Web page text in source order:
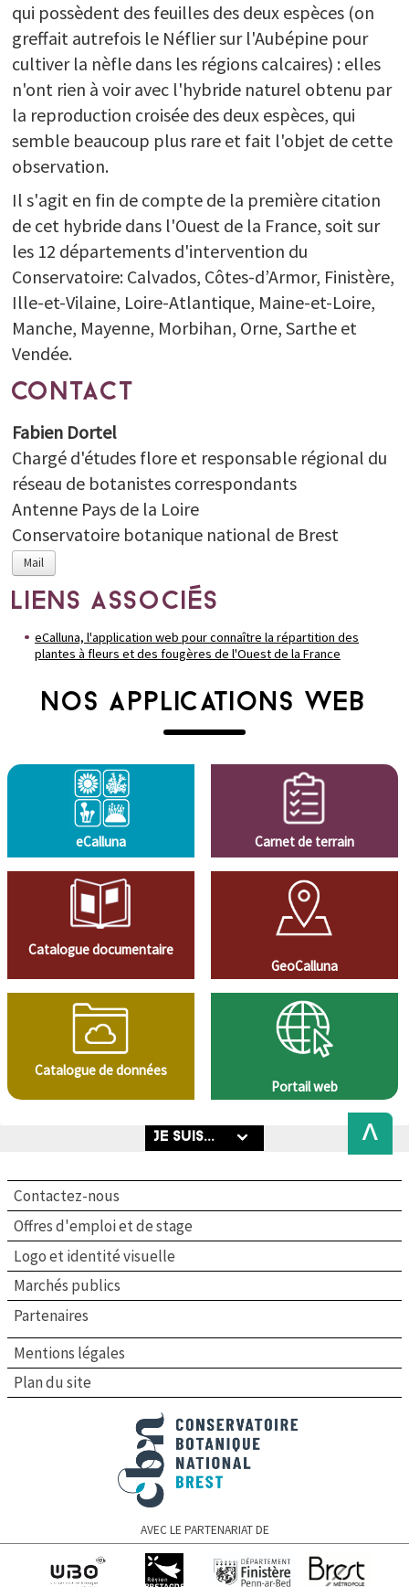
qui possèdent des feuilles des deux espèces (on
greffait autrefois le Néflier sur l'Aubépine pour
cultiver la nèfle dans les régions calcaires) : elles
n'ont rien à voir avec l'hybride naturel obtenu par
la reproduction croisée des deux espèces, qui
semble beaucoup plus rare et fait l'objet de cette
observation.
Il s'agit en fin de compte de la première citation
de cet hybride dans l'Ouest de la France, soit sur
les 12 départements d'intervention du
Conservatoire: Calvados, Côtes-d’Armor, Finistère,
Ille-et-Vilaine, Loire-Atlantique, Maine-et-Loire,
Manche, Mayenne, Morbihan, Orne, Sarthe et
Vendée.
CONTACT
Fabien Dortel
Chargé d'études flore et responsable régional du
réseau de botanistes correspondants
Antenne Pays de la Loire
Conservatoire botanique national de Brest
Mail
LIENS ASSOCIÉS
eCalluna, l'application web pour connaître la répartition des
plantes à fleurs et des fougères de l'Ouest de la France
NOS APPLICATIONS WEB
eCalluna Carnet de terrain
Catalogue documentaire
GeoCalluna
Catalogue de données
Portail web
Conservatoire botanique national de Brest
AVEC LE PARTENARIAT DE
Université de
Bretagne occidentale
Région Bretagne Finistère Brest Métropole
Contactez-nous
Offres d'emploi et de stage
Logo et identité visuelle
Marchés publics
Partenaires
Mentions légales
Plan du site
Back
to
Top